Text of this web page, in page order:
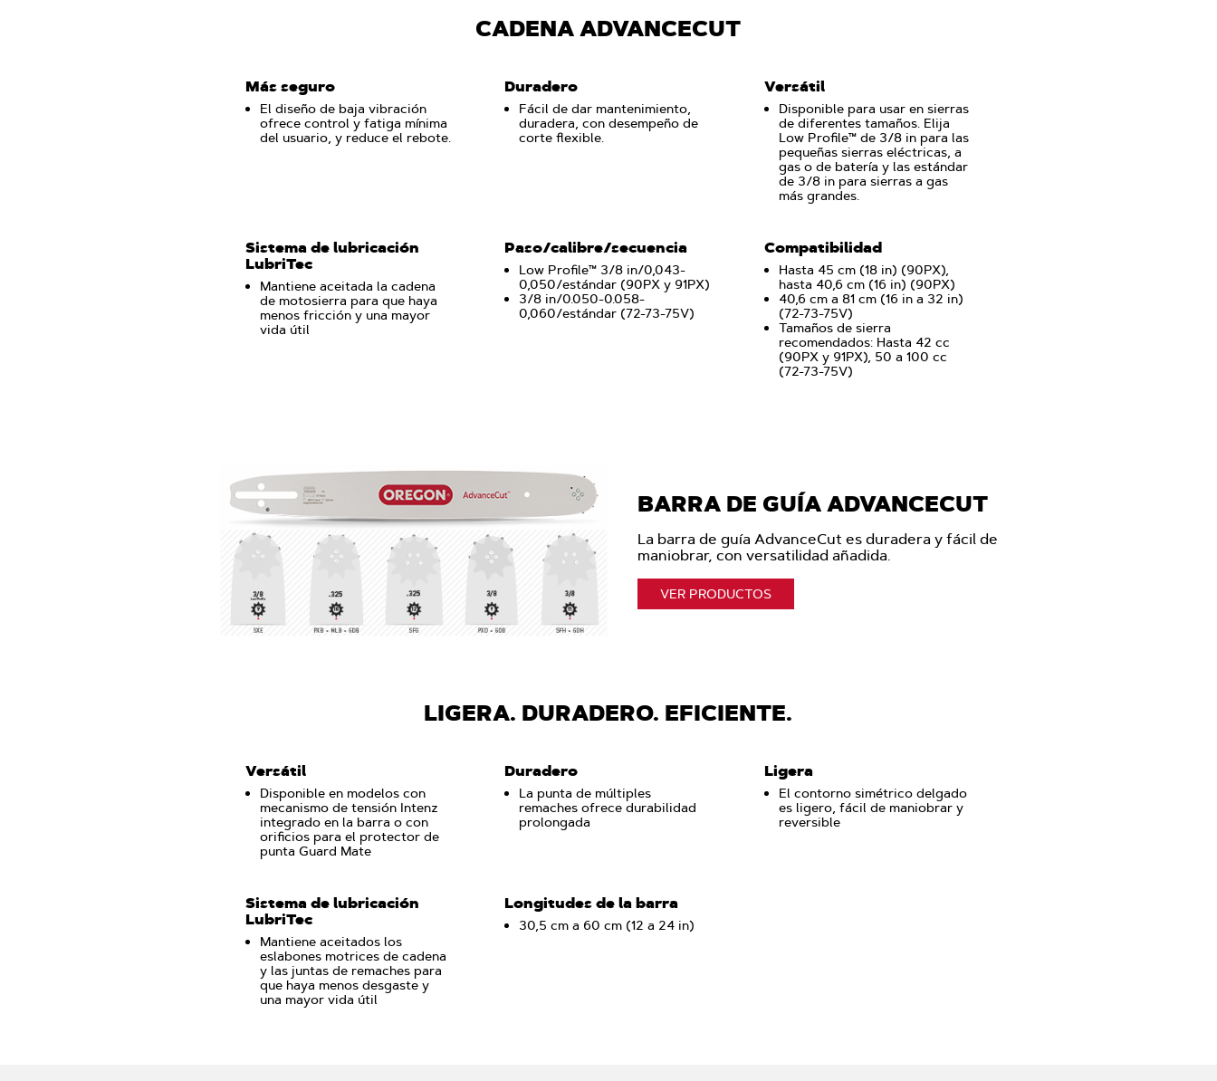
CADENA ADVANCECUT
Más seguro
El diseño de baja vibración
ofrece control y fatiga mínima
del usuario, y reduce el rebote.
Duradero
Fácil de dar mantenimiento,
duradera, con desempeño de
corte flexible.
Versátil
Disponible para usar en sierras
de diferentes tamaños. Elija
Low Profile™ de 3/8 in para las
pequeñas sierras eléctricas, a
gas o de batería y las estándar
de 3/8 in para sierras a gas
más grandes.
Sistema de lubricación
LubriTec
Mantiene aceitada la cadena
de motosierra para que haya
menos fricción y una mayor
vida útil
Paso/calibre/secuencia
Low Profile™ 3/8 in/0,043-
0,050/estándar (90PX y 91PX)
3/8 in/0.050-0.058-
0,060/estándar (72-73-75V)
Compatibilidad
Hasta 45 cm (18 in) (90PX),
hasta 40,6 cm (16 in) (90PX)
40,6 cm a 81 cm (16 in a 32 in)
(72-73-75V)
Tamaños de sierra
recomendados: Hasta 42 cc
(90PX y 91PX), 50 a 100 cc
(72-73-75V)
BARRA DE GUÍA ADVANCECUT
La barra de guía AdvanceCut es duradera y fácil de
maniobrar, con versatilidad añadida.
VER PRODUCTOS
LIGERA. DURADERO. EFICIENTE.
Versátil
Disponible en modelos con
mecanismo de tensión Intenz
integrado en la barra o con
orificios para el protector de
punta Guard Mate
Duradero
La punta de múltiples
remaches ofrece durabilidad
prolongada
Ligera
El contorno simétrico delgado
es ligero, fácil de maniobrar y
reversible
Sistema de lubricación
LubriTec
Mantiene aceitados los
eslabones motrices de cadena
y las juntas de remaches para
que haya menos desgaste y
una mayor vida útil
Longitudes de la barra
30,5 cm a 60 cm (12 a 24 in)